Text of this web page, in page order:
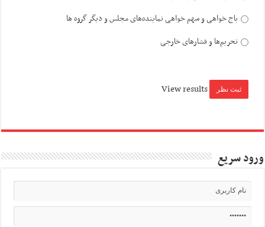
باج خواهی و سهم خواهی نماینده‌های مجلس و دیگر گروه ها
تحریم‌ها و فشارهای خارجی
View results
ورود سریع